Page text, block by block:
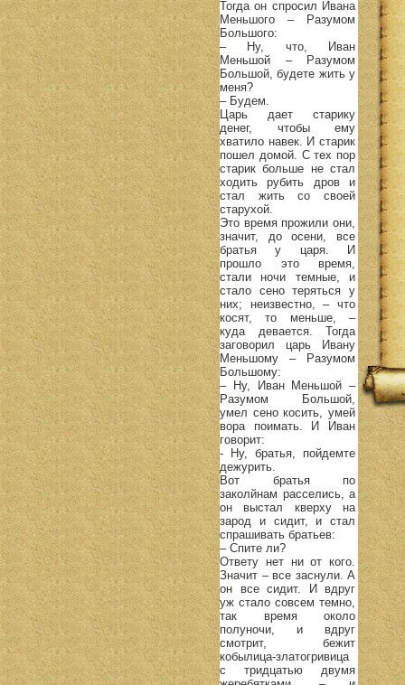
Тогда он спросил Ивана
Меньшого – Разумом
Большого:
– Ну, что, Иван
Меньшой – Разумом
Большой, будете жить у
меня?
– Будем.
Царь дает старику
денег, чтобы ему
хватило навек. И старик
пошел домой. С тех пор
старик больше не стал
ходить рубить дров и
стал жить со своей
старухой.
Это время прожили они,
значит, до осени, все
братья у царя. И
прошло это время,
стали ночи темные, и
стало сено теряться у
них; неизвестно, – что
косят, то меньше, –
куда девается. Тогда
заговорил царь Ивану
Меньшому – Разумом
Большому:
– Ну, Иван Меньшой –
Разумом Большой,
умел сено косить, умей
вора поимать. И Иван
говорит:
- Ну, братья, пойдемте
дежурить.
Вот братья по
заколйнам расселись, а
он выстал кверху на
зарод и сидит, и стал
спрашивать братьев:
– Спите ли?
Ответу нет ни от кого.
Значит – все заснули. А
он все сидит. И вдруг
уж стало совсем темно,
так время около
полуночи, и вдруг
смотрит, бежит
кобылица-златогривица
с тридцатью двумя